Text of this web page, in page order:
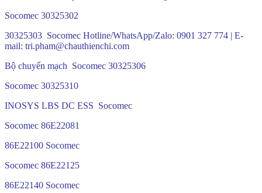
Socomec 30325302
30325303 Socomec Hotline/WhatsApp/Zalo: 0901 327 774 | E-
mail: tri.pham@chauthienchi.com
Bộ chuyển mạch Socomec 30325306
Socomec 30325310
INOSYS LBS DC ESS Socomec
Socomec 86E22081
86E22100 Socomec
Socomec 86E22125
86E22140 Socomec